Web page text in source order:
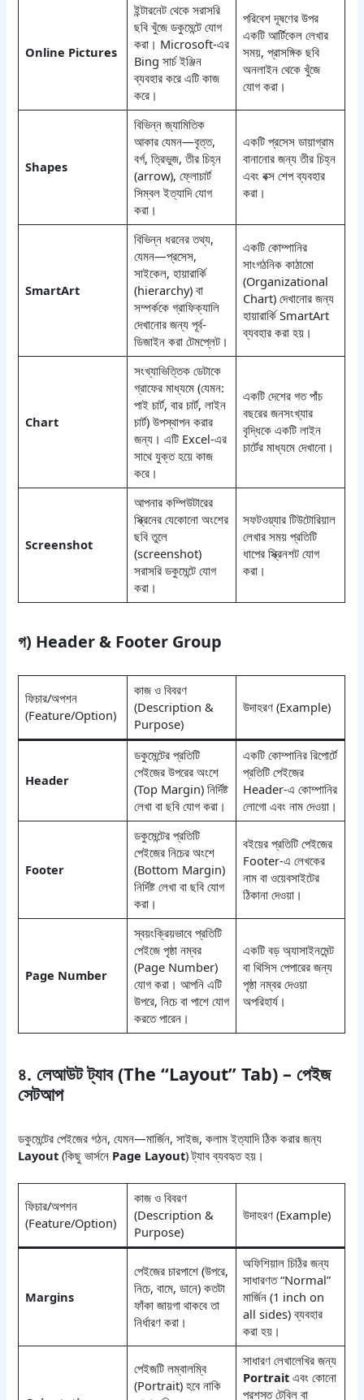
Online Pictures
ইন্টারনেট থেকে সরাসরি
ছবি খুঁজে ডকুমেন্টে যোগ
করা। Microsoft-এর
Bing সার্চ ইঞ্জিন
ব্যবহার করে এটি কাজ
করে।
পরিবেশ দূষণের উপর
একটি আর্টিকেল লেখার
সময়, প্রাসঙ্গিক ছবি
অনলাইন থেকে খুঁজে
যোগ করা।
Shapes
বিভিন্ন জ্যামিতিক
আকার যেমন—বৃত্ত,
বর্গ, ত্রিভুজ, তীর চিহ্ন
(arrow), ফ্লোচার্ট
সিম্বল ইত্যাদি যোগ
করা।
একটি প্রসেস ডায়াগ্রাম
বানানোর জন্য তীর চিহ্ন
এবং বক্স শেপ ব্যবহার
করা।
SmartArt
বিভিন্ন ধরনের তথ্য,
যেমন—প্রসেস,
সাইকেল, হায়ারার্কি
(hierarchy) বা
সম্পর্ককে গ্রাফিক্যালি
দেখানোর জন্য পূর্ব-
ডিজাইন করা টেমপ্লেট।
একটি কোম্পানির
সাংগঠনিক কাঠামো
(Organizational
Chart) দেখানোর জন্য
হায়ারার্কি SmartArt
ব্যবহার করা হয়।
Chart
সংখ্যাভিত্তিক ডেটাকে
গ্রাফের মাধ্যমে (যেমন:
পাই চার্ট, বার চার্ট, লাইন
চার্ট) উপস্থাপন করার
জন্য। এটি Excel-এর
সাথে যুক্ত হয়ে কাজ
করে।
একটি দেশের গত পাঁচ
বছরের জনসংখ্যার
বৃদ্ধিকে একটি লাইন
চার্টের মাধ্যমে দেখানো।
Screenshot
আপনার কম্পিউটারের
স্ক্রিনের যেকোনো অংশের
ছবি তুলে
(screenshot)
সরাসরি ডকুমেন্টে যোগ
করা।
সফটওয়্যার টিউটোরিয়াল
লেখার সময় প্রতিটি
ধাপের স্ক্রিনশট যোগ
করা।
গ) Header & Footer Group
ফিচার/অপশন
(Feature/Option)
কাজ ও বিবরণ
(Description &
Purpose)
উদাহরণ (Example)
Header
ডকুমেন্টের প্রতিটি
পেইজের উপরের অংশে
(Top Margin) নির্দিষ্ট
লেখা বা ছবি যোগ করা।
একটি কোম্পানির রিপোর্টে
প্রতিটি পেইজের
Header-এ কোম্পানির
লোগো এবং নাম দেওয়া।
Footer
ডকুমেন্টের প্রতিটি
পেইজের নিচের অংশে
(Bottom Margin)
নির্দিষ্ট লেখা বা ছবি যোগ
করা।
বইয়ের প্রতিটি পেইজের
Footer-এ লেখকের
নাম বা ওয়েবসাইটের
ঠিকানা দেওয়া।
Page Number
স্বয়ংক্রিয়ভাবে প্রতিটি
পেইজে পৃষ্ঠা নম্বর
(Page Number)
যোগ করা। আপনি এটি
উপরে, নিচে বা পাশে যোগ
করতে পারেন।
একটি বড় অ্যাসাইনমেন্ট
বা থিসিস পেপারের জন্য
পৃষ্ঠা নম্বর দেওয়া
অপরিহার্য।
৪. লেআউট ট্যাব (The “Layout” Tab) – পেইজ
সেটআপ
ডকুমেন্টের পেইজের গঠন, যেমন—মার্জিন, সাইজ, কলাম ইত্যাদি ঠিক করার জন্য
Layout (কিছু ভার্সনে Page Layout) ট্যাব ব্যবহৃত হয়।
ফিচার/অপশন
(Feature/Option)
কাজ ও বিবরণ
(Description &
Purpose)
উদাহরণ (Example)
Margins
পেইজের চারপাশে (উপরে,
নিচে, বামে, ডানে) কতটা
ফাঁকা জায়গা থাকবে তা
নির্ধারণ করা।
অফিশিয়াল চিঠির জন্য
সাধারণত “Normal”
মার্জিন (1 inch on
all sides) ব্যবহার
করা হয়।
পেইজটি লম্বালম্বি
(Portrait) হবে নাকি
সাধারণ লেখালেখির জন্য
Portraitএবং কোনো
প্রশস্ত টেবিল বা